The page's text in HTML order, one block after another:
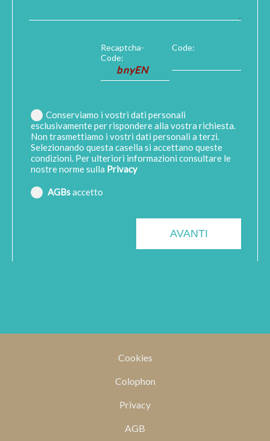
Recaptcha-
Code:
Code:
Conserviamo i vostri dati personali
esclusivamente per rispondere alla vostra richiesta.
Non trasmettiamo i vostri dati personali a terzi.
Selezionando questa casella si accettano queste
condizioni. Per ulteriori informazioni consultare le
nostre norme sulla Privacy
AGBsaccetto
Cookies
Colophon
Privacy
AGB